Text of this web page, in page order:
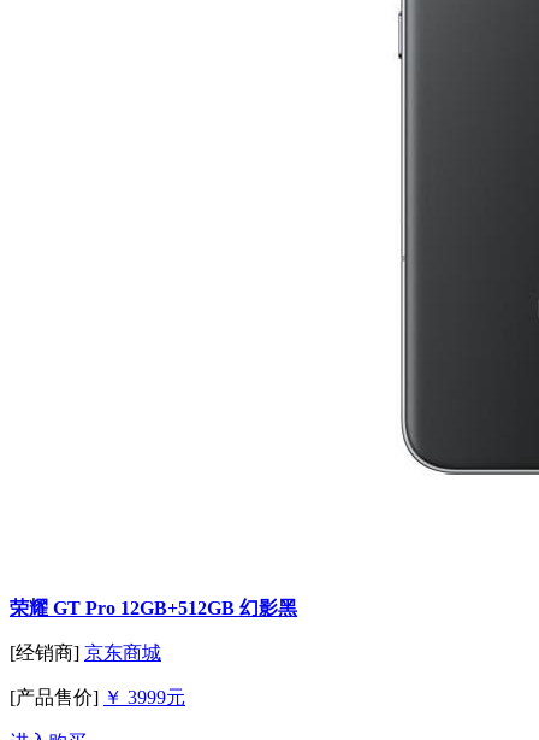
荣耀 GT Pro 12GB+512GB 幻影黑
[经销商] 京东商城
[产品售价] ￥ 3999元